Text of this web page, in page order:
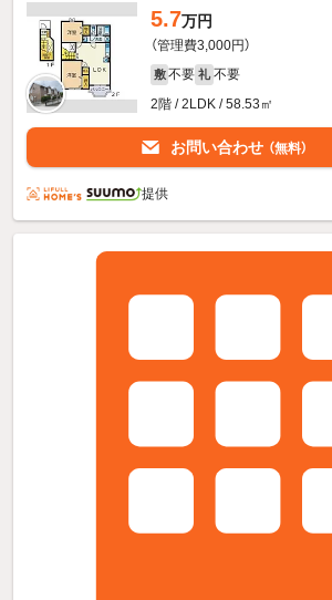
5.7万円
（管理費3,000円）
敷 不要 礼 不要
2階 / 2LDK / 58.53㎡
お問い合わせ （無料）
提供